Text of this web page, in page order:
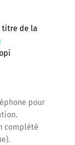
titre de la
pour
complété